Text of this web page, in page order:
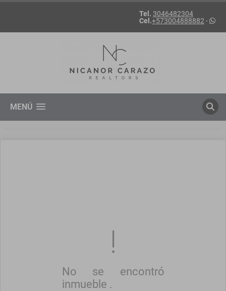
Tel. 3046482304
Cel.+573004888882 -
MENÚ
No se encontró
inmueble .